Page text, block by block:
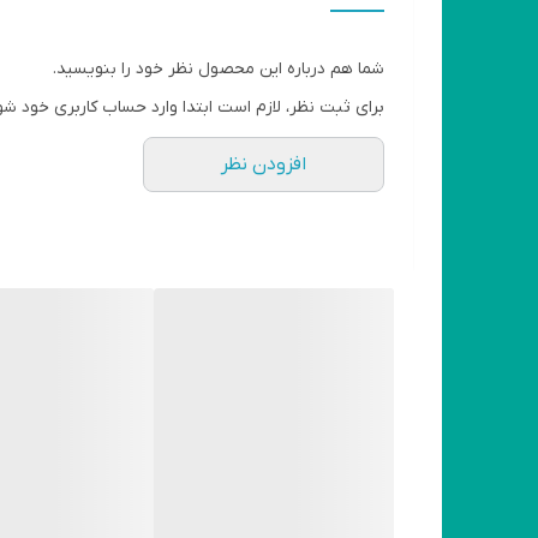
شما هم درباره این محصول نظر خود را بنویسید.
برای ثبت نظر، لازم است ابتدا وارد حساب کاربری خود
افزودن نظر